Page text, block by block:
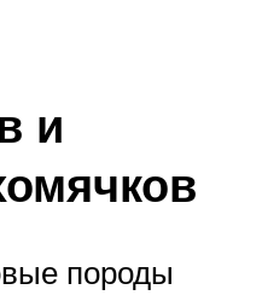
и
породы